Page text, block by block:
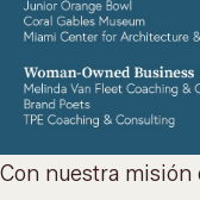
Con nuestra misión